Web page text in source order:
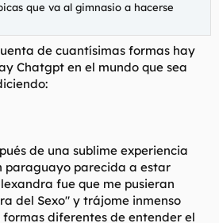
que va al gimnasio a hacerse
de cuantísimas formas hay
Chatgpt en el mundo que sea
de una sublime experiencia
paraguayo parecida a estar
fue que me pusieran
del Sexo" y trájome inmenso
diferentes de entender el